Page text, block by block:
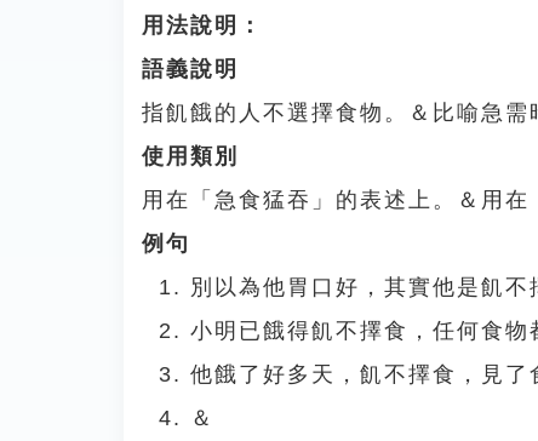
用法說明：
語義說明
指飢餓的人不選擇食物。＆比喻急需
使用類別
用在「急食猛吞」的表述上。＆用在
例句
別以為他胃口好，其實他是飢不
小明已餓得飢不擇食，任何食物
他餓了好多天，飢不擇食，見了
＆